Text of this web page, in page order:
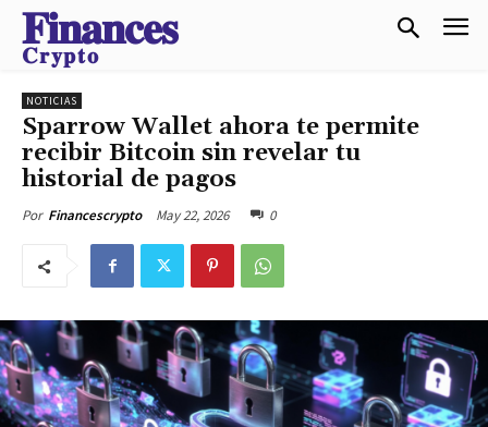
𝐅𝐢𝐧𝐚𝐧𝐜𝐞𝐬
𝐂𝐫𝐲𝐩𝐭𝐨
NOTICIAS
Sparrow Wallet ahora te permite
recibir Bitcoin sin revelar tu
historial de pagos
Por Financescrypto May 22, 2026 0